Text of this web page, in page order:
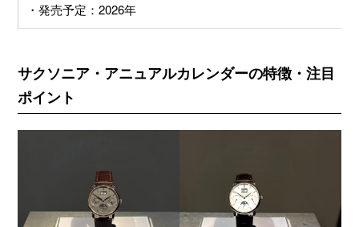
・発売予定：2026年
サクソニア・アニュアルカレンダーの特徴・注目
ポイント